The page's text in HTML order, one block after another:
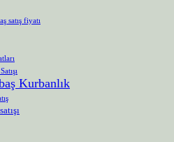
satış fiyatı
Kurbanlık